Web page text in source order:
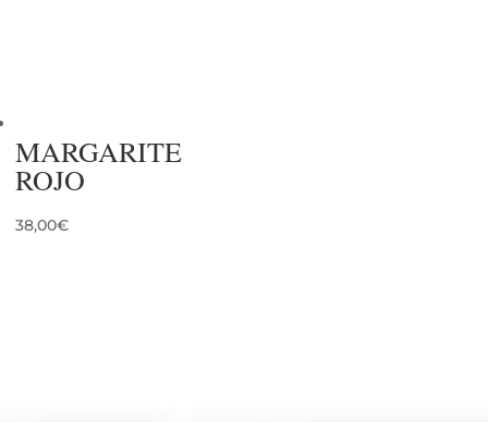
MARGARITE
ROJO
38,00€